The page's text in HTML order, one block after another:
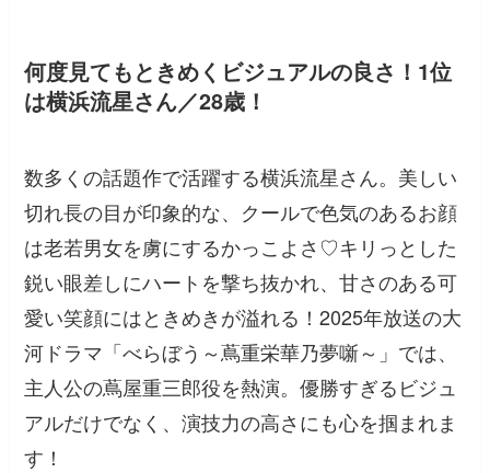
何度見てもときめくビジュアルの良さ！1位
は横浜流星さん／28歳！
数多くの話題作で活躍する横浜流星さん。美しい
切れ長の目が印象的な、クールで色気のあるお顔
は老若男女を虜にするかっこよさ♡キリっとした
鋭い眼差しにハートを撃ち抜かれ、甘さのある可
愛い笑顔にはときめきが溢れる！2025年放送の大
河ドラマ「べらぼう～蔦重栄華乃夢噺～」では、
主人公の蔦屋重三郎役を熱演。優勝すぎるビジュ
アルだけでなく、演技力の高さにも心を掴まれま
す！